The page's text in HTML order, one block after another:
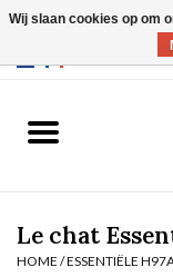
Slip
Le chat
HOME /ESSENTIËLE
Wij slaan cookies op om